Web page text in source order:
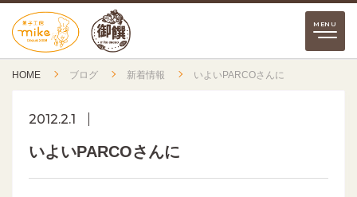
HOME ブログ 新着情報 いよいPARCOさんに
2012.2.1
いよいPARCOさんに